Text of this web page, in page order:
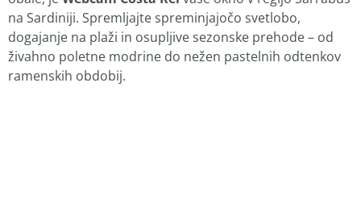
na Sardiniji. Spremljajte spreminjajočo svetlobo,
dogajanje na plaži in osupljive sezonske prehode – od
živahno poletne modrine do nežen pastelnih odtenkov
ramenskih obdobij.